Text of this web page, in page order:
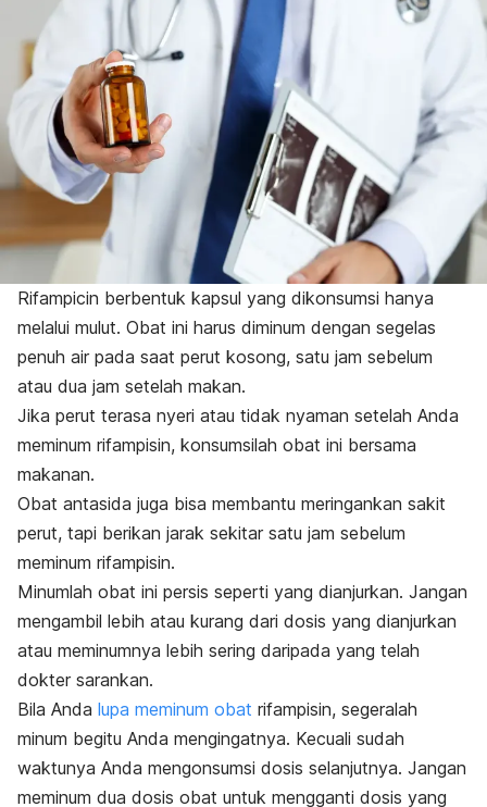
Rifampicin berbentuk kapsul yang dikonsumsi hanya
melalui mulut. Obat ini harus diminum dengan segelas
penuh air pada saat perut kosong, satu jam sebelum
atau dua jam setelah makan.
Jika perut terasa nyeri atau tidak nyaman setelah Anda
meminum rifampisin, konsumsilah obat ini bersama
makanan.
Obat antasida juga bisa membantu meringankan sakit
perut, tapi berikan jarak sekitar satu jam sebelum
meminum rifampisin.
Minumlah obat ini persis seperti yang dianjurkan. Jangan
mengambil lebih atau kurang dari dosis yang dianjurkan
atau meminumnya lebih sering daripada yang telah
dokter sarankan.
Bila Anda lupa meminum obat rifampisin, segeralah
minum begitu Anda mengingatnya. Kecuali sudah
waktunya Anda mengonsumsi dosis selanjutnya. Jangan
meminum dua dosis obat untuk mengganti dosis yang